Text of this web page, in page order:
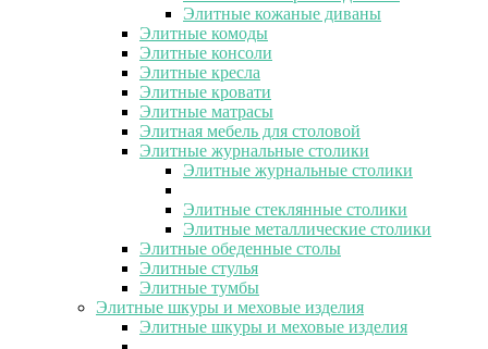
Элитные кожаные диваны
Элитные комоды
Элитные консоли
Элитные кресла
Элитные кровати
Элитные матрасы
Элитная мебель для столовой
Элитные журнальные столики
Элитные журнальные столики
Элитные стеклянные столики
Элитные металлические столики
Элитные обеденные столы
Элитные стулья
Элитные тумбы
Элитные шкуры и меховые изделия
Элитные шкуры и меховые изделия